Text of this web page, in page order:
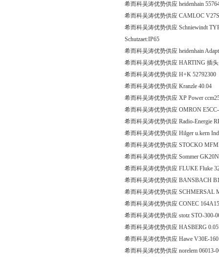
希而科吴涛优势供应 heidenhain
希而科吴涛优势供应 CAMLOC
希而科吴涛优势供应 Schniewindt
Schutzaet:IP65
希而科吴涛优势供应 heidenhain
希而科吴涛优势供应 HARTING 插头
希而科吴涛优势供应 H+K 52792300
希而科吴涛优势供应 Kranzle 40.04
希而科吴涛优势供应 XP Power
希而科吴涛优势供应 OMRON
希而科吴涛优势供应 Radio-Energie
希而科吴涛优势供应 Hilger u.kern
希而科吴涛优势供应 STOCKO
希而科吴涛优势供应 Sommer
希而科吴涛优势供应 FLUKE Fluke
希而科吴涛优势供应 BANSBACH
希而科吴涛优势供应 SCHMERSAL
希而科吴涛优势供应 CONEC
希而科吴涛优势供应 stotz STO-300-
希而科吴涛优势供应 HASBERG
希而科吴涛优势供应 Hawe V30E-
希而科吴涛优势供应 norelem 06013-